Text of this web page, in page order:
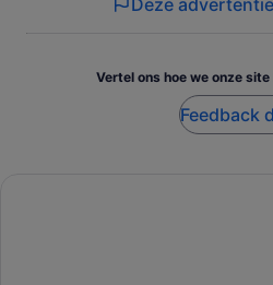
Deze
Vertel ons hoe we onze
Feedback